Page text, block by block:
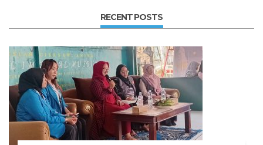
RECENT POSTS